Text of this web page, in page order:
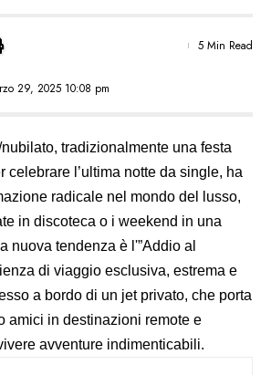
29, 2025 10:08 pm
5 Min Read
nubilato, tradizionalmente una festa
celebrare l’ultima notte da single, ha
radicale nel mondo del lusso,
in discoteca o i weekend in una
nuova tendenza è l'”Addio al
di viaggio esclusiva, estrema e
a bordo di un jet privato, che porta
amici in destinazioni remote e
avventure indimenticabili.